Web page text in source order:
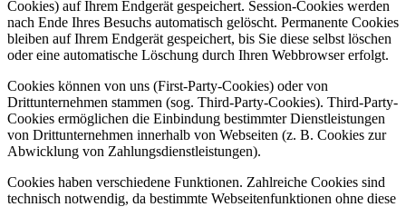
Cookies) auf Ihrem Endgerät gespeichert. Session-Cookies werden
nach Ende Ihres Besuchs automatisch gelöscht. Permanente Cookies
bleiben auf Ihrem Endgerät gespeichert, bis Sie diese selbst löschen
oder eine automatische Löschung durch Ihren Webbrowser erfolgt.
Cookies können von uns (First-Party-Cookies) oder von
Drittunternehmen stammen (sog. Third-Party-Cookies). Third-Party-
Cookies ermöglichen die Einbindung bestimmter Dienstleistungen
von Drittunternehmen innerhalb von Webseiten (z. B. Cookies zur
Abwicklung von Zahlungsdienstleistungen).
Cookies haben verschiedene Funktionen. Zahlreiche Cookies sind
technisch notwendig, da bestimmte Webseitenfunktionen ohne diese